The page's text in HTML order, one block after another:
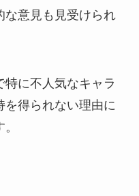
な意見も見受けられ
に不人気なキャラ
を得られない理由に